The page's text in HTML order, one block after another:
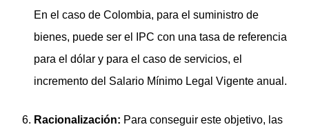
En el caso de Colombia, para el suministro de
bienes, puede ser el IPC con una tasa de referencia
para el dólar y para el caso de servicios, el
incremento del Salario Mínimo Legal Vigente anual.
Racionalización: Para conseguir este objetivo, las